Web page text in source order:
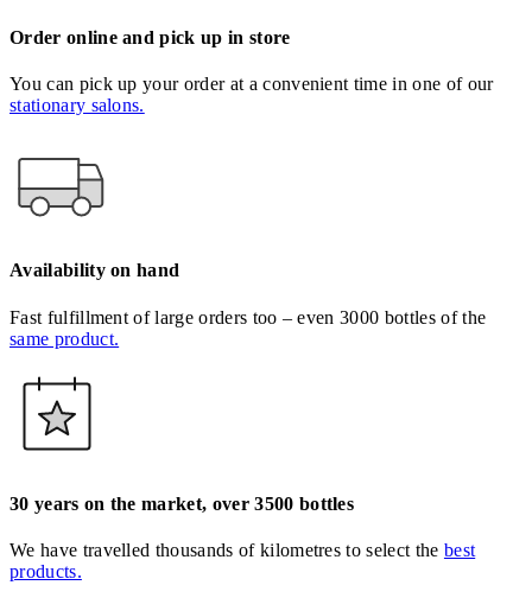
Order online and pick up in store
You can pick up your order at a convenient time in one of our
stationary salons.
Availability on hand
Fast fulfillment of large orders too – even 3000 bottles of the
same product.
30 years on the market, over 3500 bottles
We have travelled thousands of kilometres to select the best
products.